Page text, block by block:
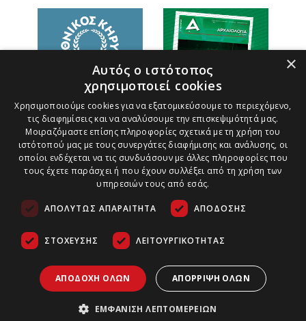
Αρχαιολογία &
Τέχνες | All
Πολιτική Παράδοσης Προϊόντων
×
Αυτός ο ιστότοπος
χρησιμοποιεί cookies
Χρησιμοποιούμε cookies για να εξατομικεύσουμε το περιεχόμενο,
τις διαφημίσεις και να αναλύσουμε την επισκεψιμότητά μας.
Μοιραζόμαστε επίσης πληροφορίες σχετικά με τη χρήση του
ιστότοπού μας με τους συνεργάτες διαφήμισης και ανάλυσης, οι
οποίοι ενδέχεται να τις συνδυάσουν με άλλες πληροφορίες που
τους έχετε παράσχει ή που έχουν συλλέξει από τη χρήση των
υπηρεσιών τους από εσάς.
ΑΠΟΛΎΤΩΣ ΑΠΑΡΑΊΤΗΤΑ ΑΠΌΔΟΣΗΣ
ΣΤΌΧΕΥΣΗΣ ΛΕΙΤΟΥΡΓΙΚΌΤΗΤΑΣ
ΑΠΟΔΟΧΉ ΌΛΩΝ ΑΠΌΡΡΙΨΗ ΌΛΩΝ
ΕΜΦΆΝΙΣΗ ΛΕΠΤΟΜΕΡΕΙΏΝ